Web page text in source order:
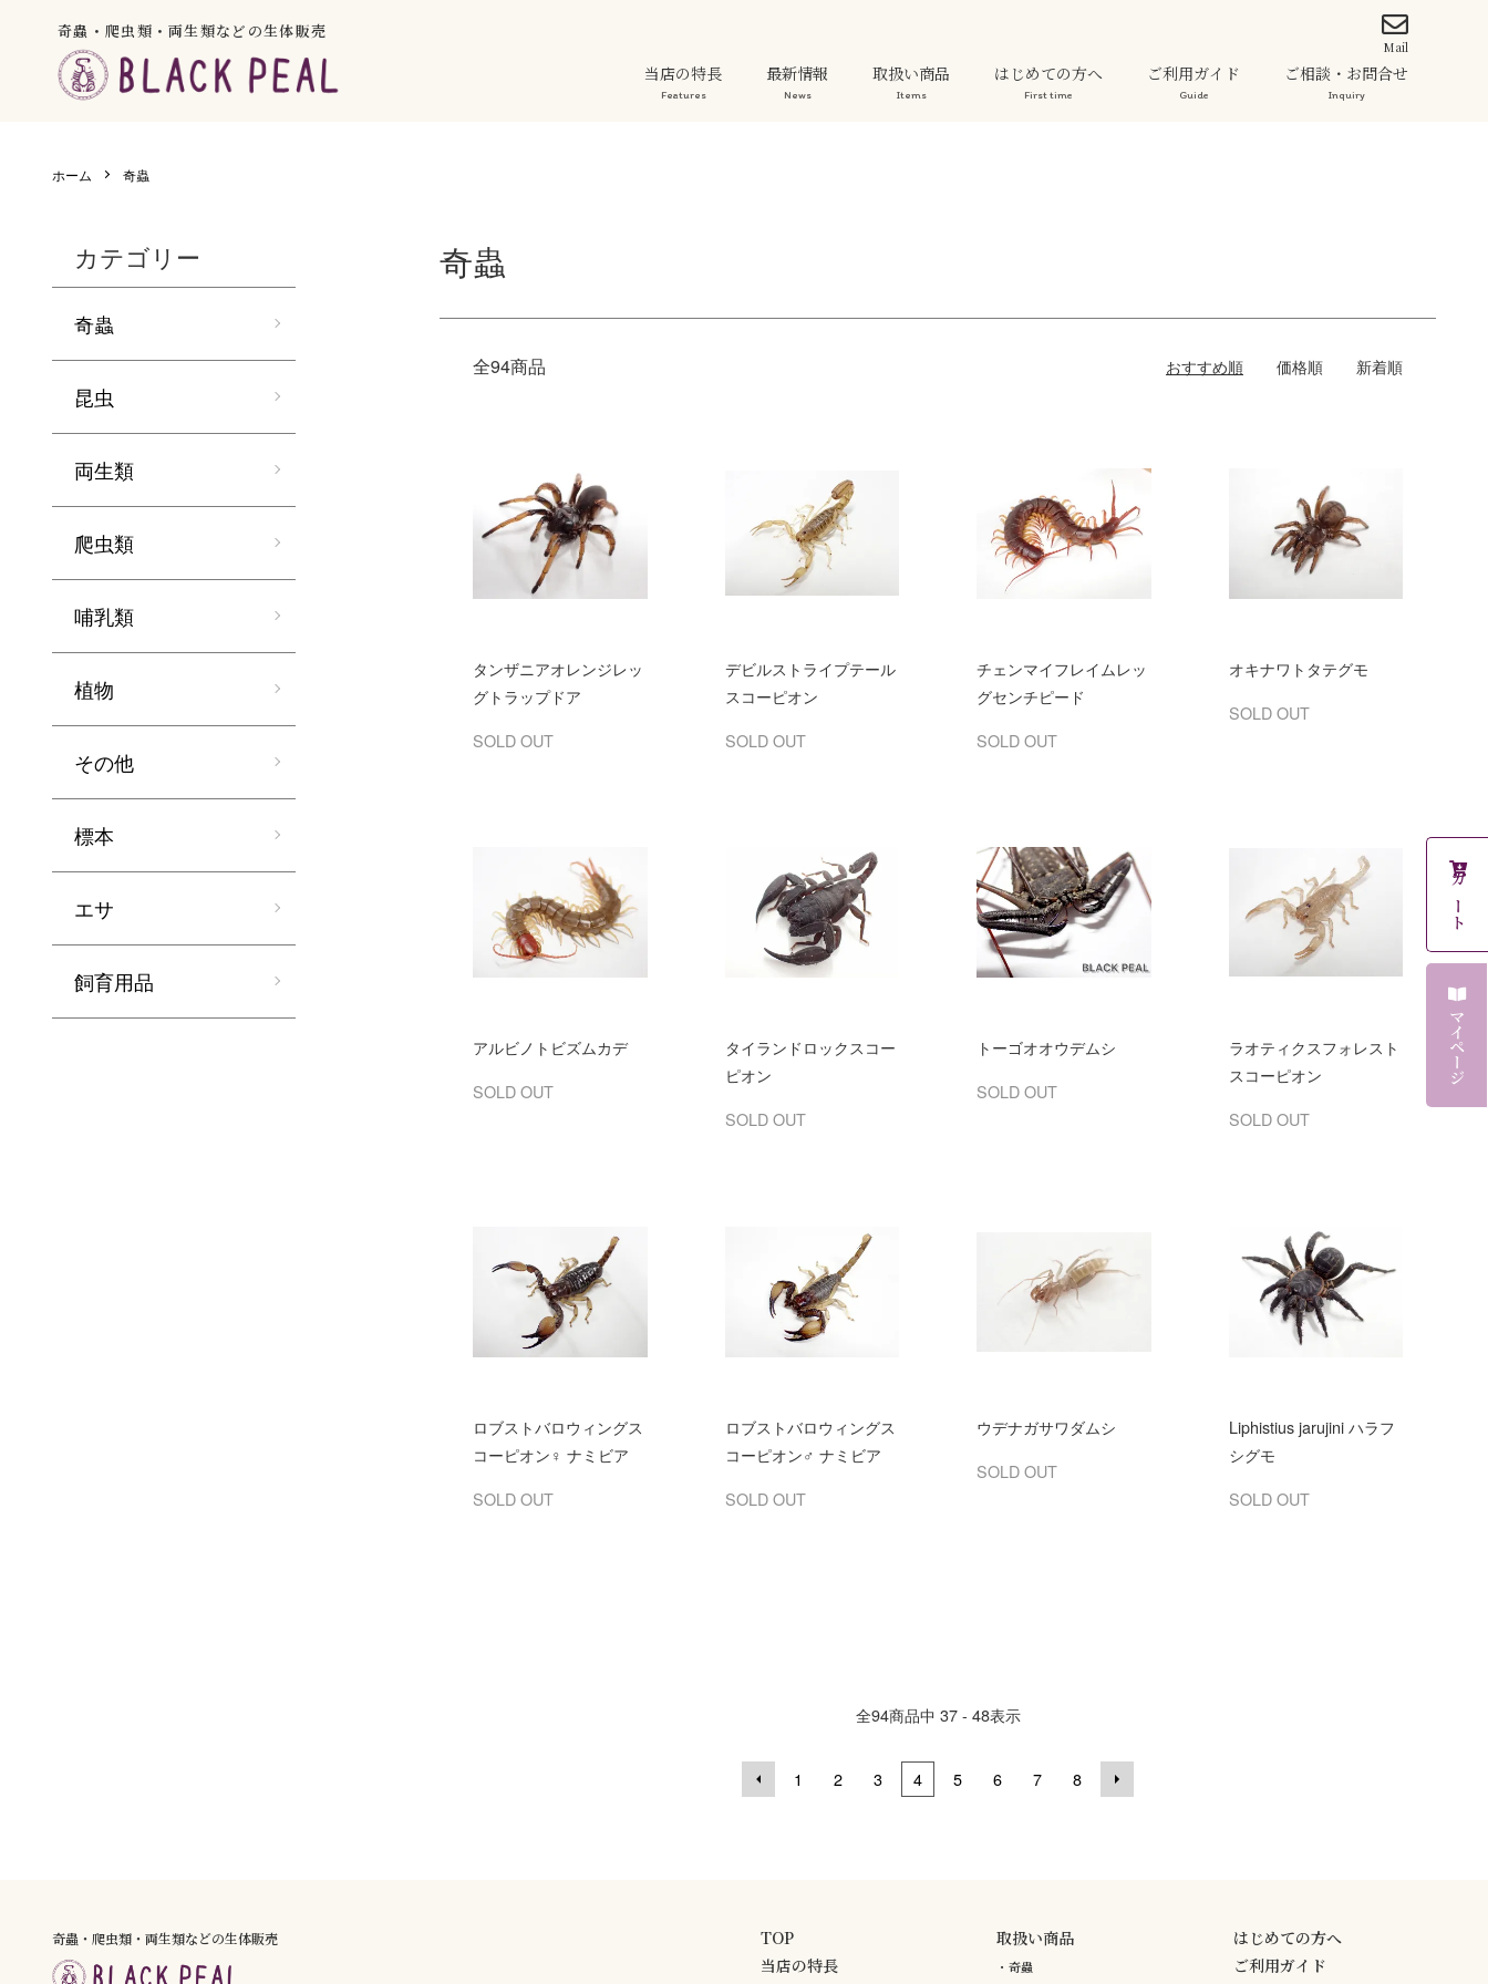
奇蟲・爬虫類・両生類などの生体販売
Mail
当店の特長
Features
最新情報
News
取扱い商品
Items
はじめての方へ
First time
ご利用ガイド
Guide
ご相談・お問合せ
Inquiry
ホーム 奇蟲
奇蟲
全94商品 おすすめ順 価格順 新着順
タンザニアオレンジレッ
グトラップドア
SOLD OUT
デビルストライプテール
スコーピオン
SOLD OUT
チェンマイフレイムレッ
グセンチピード
SOLD OUT
オキナワトタテグモ
SOLD OUT
アルビノトビズムカデ
SOLD OUT
タイランドロックスコー
ピオン
SOLD OUT
トーゴオオウデムシ
SOLD OUT
ラオティクスフォレスト
スコーピオン
SOLD OUT
ロブストバロウィングス
コーピオン♀ ナミビア
SOLD OUT
ロブストバロウィングス
コーピオン♂ ナミビア
SOLD OUT
ウデナガサワダムシ
SOLD OUT
Liphistius jarujini ハラフ
シグモ
SOLD OUT
全94商品中 37 - 48表示
1 2 3 4 5 6 7 8
カテゴリー
奇蟲
昆虫
両生類
爬虫類
哺乳類
植物
その他
標本
エサ
飼育用品
奇蟲・爬虫類・両生類などの生体販売
TOP
当店の特長
取扱い商品
・奇蟲
はじめての方へ
ご利用ガイド
カート
マイページ